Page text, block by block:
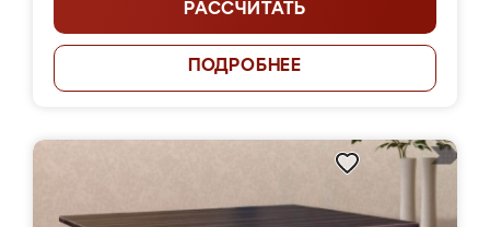
РАССЧИТАТЬ
ПОДРОБНЕЕ